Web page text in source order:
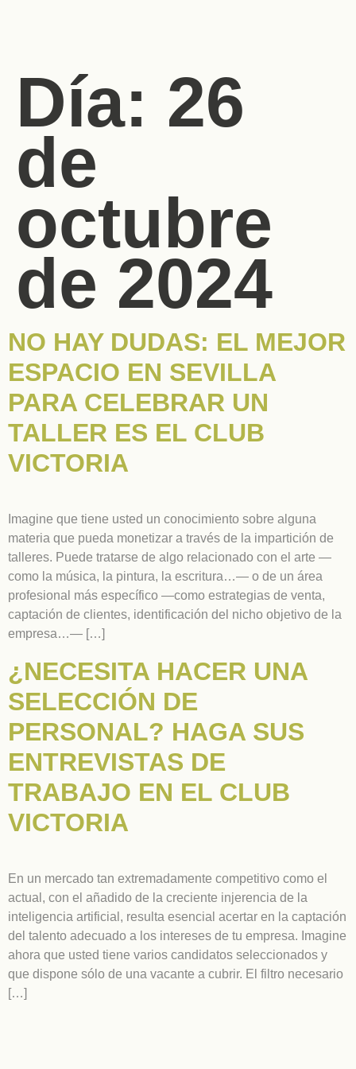
Día: 26
de
octubre
de 2024
NO HAY DUDAS: EL MEJOR
ESPACIO EN SEVILLA
PARA CELEBRAR UN
TALLER ES EL CLUB
VICTORIA
Imagine que tiene usted un conocimiento sobre alguna
materia que pueda monetizar a través de la impartición de
talleres. Puede tratarse de algo relacionado con el arte —
como la música, la pintura, la escritura…— o de un área
profesional más específico —como estrategias de venta,
captación de clientes, identificación del nicho objetivo de la
empresa…— […]
¿NECESITA HACER UNA
SELECCIÓN DE
PERSONAL? HAGA SUS
ENTREVISTAS DE
TRABAJO EN EL CLUB
VICTORIA
En un mercado tan extremadamente competitivo como el
actual, con el añadido de la creciente injerencia de la
inteligencia artificial, resulta esencial acertar en la captación
del talento adecuado a los intereses de tu empresa. Imagine
ahora que usted tiene varios candidatos seleccionados y
que dispone sólo de una vacante a cubrir. El filtro necesario
[…]